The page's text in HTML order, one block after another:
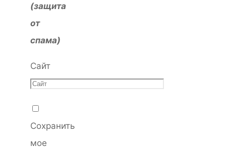
(защита
от
спама)
Сайт
Сохранить
мое